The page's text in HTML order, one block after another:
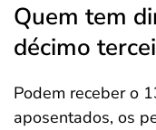
Quem tem
décimo
Podem receber o
aposentados, os